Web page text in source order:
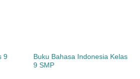
9
Buku Bahasa Indonesia Kelas
9 SMP